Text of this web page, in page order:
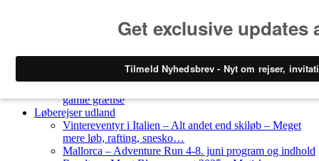
gamle grænse
Løberejser udland
Vintereventyr i Italien – Alt andet end skiløb – Meget
mere løb, rafting, snesko…
Mallorca – Adventure Run 4-8. juni program og indhold